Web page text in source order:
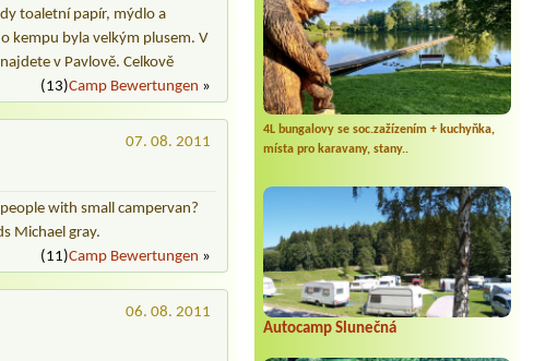
4L bungalovy se soc.zažízením + kuchyňka,
místa pro karavany, stany..
Autocamp Slunečná
toaletní papír, mýdlo a
kempu byla velkým plusem. V
v Pavlově. Celkově
(13)Camp Bewertungen »
07. 08. 2011
with small campervan?
Michael gray.
(11)Camp Bewertungen »
06. 08. 2011